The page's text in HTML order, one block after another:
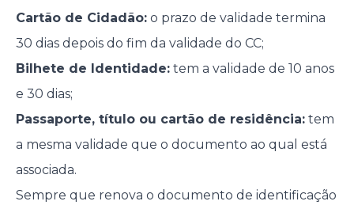
Cartão de Cidadão:o prazo de validade termina
30 dias depois do fim da validade do CC;
Bilhete de Identidade:tem a validade de 10 anos
e 30 dias;
Passaporte, título ou cartão de residência:tem
a mesma validade que o documento ao qual está
associada.
Sempre que renova o documento de identificação